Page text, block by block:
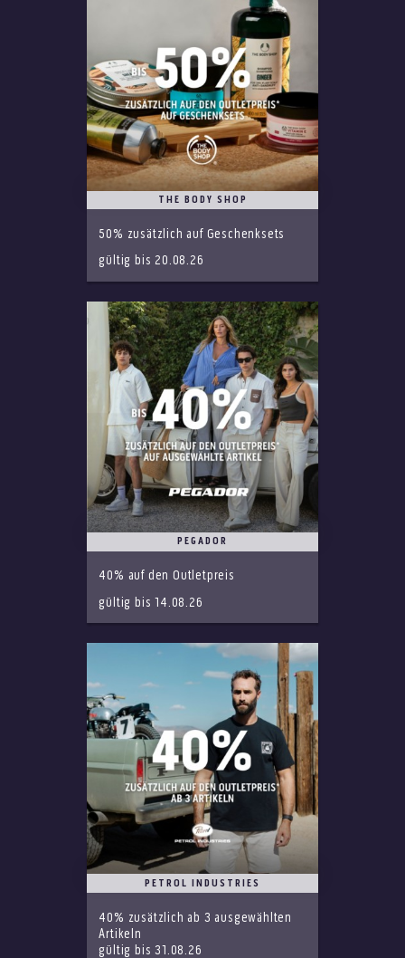
THE BODY SHOP
50% zusätzlich auf Geschenksets
gültig bis 20.08.26
PEGADOR
40% auf den Outletpreis
gültig bis 14.08.26
PETROL INDUSTRIES
40% zusätzlich ab 3 ausgewählten
Artikeln
gültig bis 31.08.26